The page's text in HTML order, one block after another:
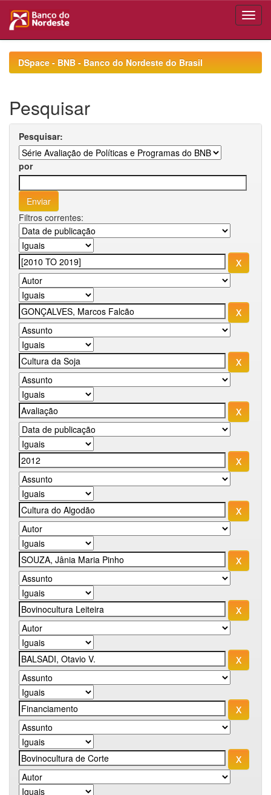
navigationDSpace - BNB - Banco do Nordeste do Brasil
Pesquisar
Pesquisar:
por
Filtros correntes: